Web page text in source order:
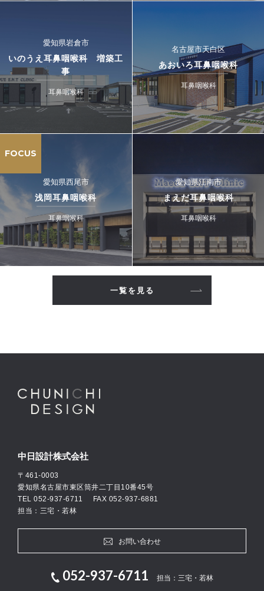
愛知県岩倉市
いのうえ耳鼻咽喉科 増築工
事
耳鼻咽喉科
名古屋市天白区
あおいろ耳鼻咽喉科
耳鼻咽喉科
FOCUS
愛知県西尾市
浅岡耳鼻咽喉科
耳鼻咽喉科
愛知県江南市
まえだ耳鼻咽喉科
耳鼻咽喉科
一覧を見る
中日設計株式会社
〒461-0003
愛知県名古屋市東区筒井二丁目10番45号
TEL 052-937-6711 FAX 052-937-6881
担当：三宅・若林
お問い合わせ
052-937-6711 担当：三宅・若林